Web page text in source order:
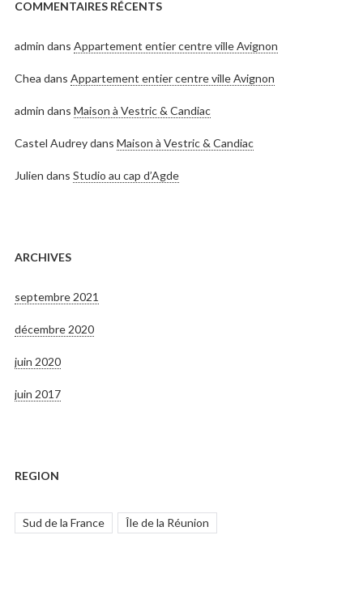
COMMENTAIRES RÉCENTS
admin dans Appartement entier centre ville Avignon
Chea dans Appartement entier centre ville Avignon
admin dans Maison à Vestric & Candiac
Castel Audreydans Maison à Vestric & Candiac
Julien dans Studio au cap d’Agde
ARCHIVES
septembre 2021
décembre 2020
juin 2020
juin 2017
REGION
Sud de la France Île de la Réunion